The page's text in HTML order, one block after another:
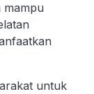
mampu
untuk